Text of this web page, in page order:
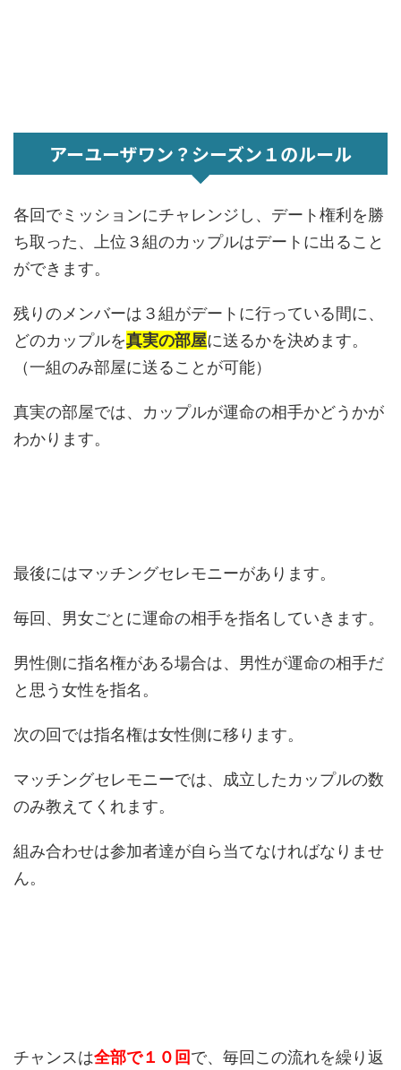
アーユーザワン？シーズン１のルール
各回でミッションにチャレンジし、デート権利を勝
ち取った、上位３組のカップルはデートに出ること
ができます。
残りのメンバーは３組がデートに行っている間に、
どのカップルを真実の部屋に送るかを決めます。
（一組のみ部屋に送ることが可能）
真実の部屋では、カップルが運命の相手かどうかが
わかります。
最後にはマッチングセレモニーがあります。
毎回、男女ごとに運命の相手を指名していきます。
男性側に指名権がある場合は、男性が運命の相手だ
と思う女性を指名。
次の回では指名権は女性側に移ります。
マッチングセレモニーでは、成立したカップルの数
のみ教えてくれます。
組み合わせは参加者達が自ら当てなければなりませ
ん。
チャンスは全部で１０回で、毎回この流れを繰り返